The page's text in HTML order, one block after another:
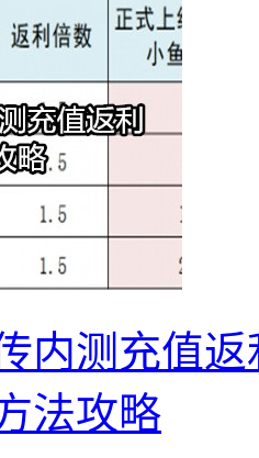
内测充值
法攻略